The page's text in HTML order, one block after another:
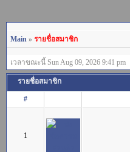
Main » รายชื่อสมาชิก
เวลาขณะนี้ Sun Aug 09, 2026 9:41 pm
รายชื่อสมาชิก
#
1